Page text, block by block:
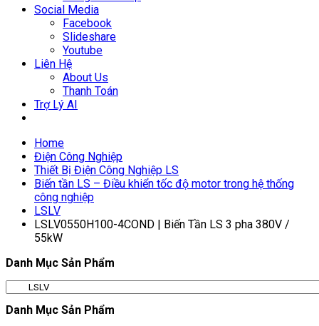
Social Media
Facebook
Slideshare
Youtube
Liên Hệ
About Us
Thanh Toán
Trợ Lý AI
Home
Điện Công Nghiệp
Thiết Bị Điện Công Nghiệp LS
Biến tần LS – Điều khiển tốc độ motor trong hệ thống
công nghiệp
LSLV
LSLV0550H100-4COND | Biến Tần LS 3 pha 380V /
55kW
Danh Mục Sản Phẩm
Danh Mục Sản Phẩm